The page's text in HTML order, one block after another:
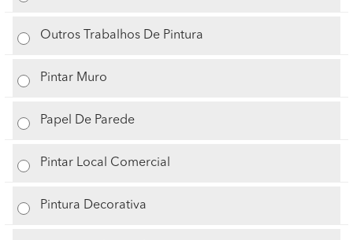
Outros Trabalhos De Pintura
Pintar Muro
Papel De Parede
Pintar Local Comercial
Pintura Decorativa